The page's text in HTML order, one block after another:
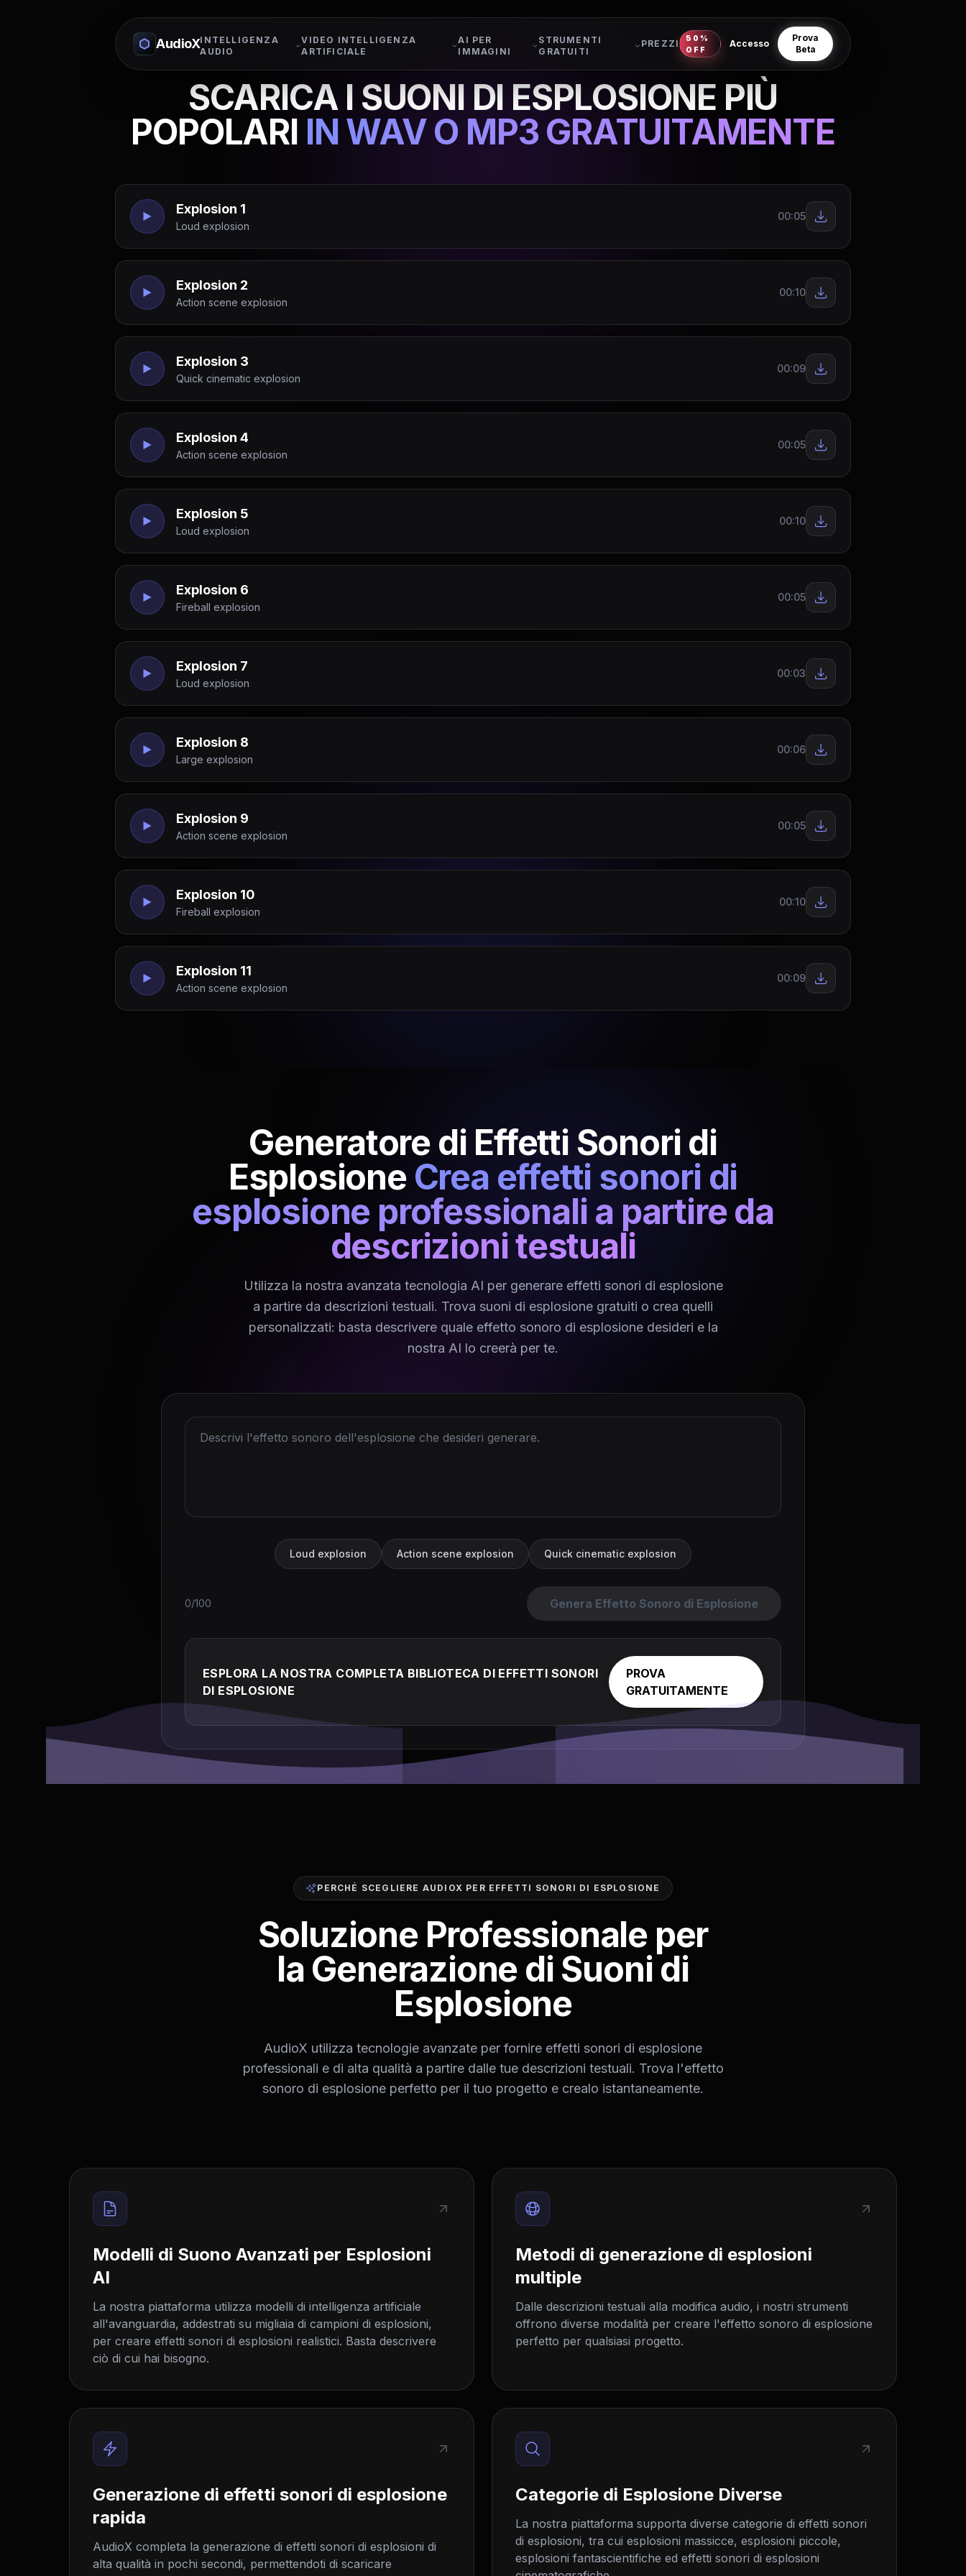
AudioXINTELLIGENZA
AUDIO
VIDEO INTELLIGENZA
ARTIFICIALE
AI PER
IMMAGINI
STRUMENTI
GRATUITI
PREZZI
50%
OFF
Accesso
Prova
Beta
SCARICA I SUONI DI ESPLOSIONE PIÙ
POPOLARI IN WAV O MP3 GRATUITAMENTE
Explosion 1
Loud explosion
00:05
Explosion 2
Action scene explosion
00:10
Explosion 3
Quick cinematic explosion
00:09
Explosion 4
Action scene explosion
00:05
Explosion 5
Loud explosion
00:10
Explosion 6
Fireball explosion
00:05
Explosion 7
Loud explosion
00:03
Explosion 8
Large explosion
00:06
Explosion 9
Action scene explosion
00:05
Explosion 10
Fireball explosion
00:10
Explosion 11
Action scene explosion
00:09
Generatore di Effetti Sonori di
Esplosione Crea effetti sonori di
esplosione professionali a partire da
descrizioni testuali
Utilizza la nostra avanzata tecnologia AI per generare effetti sonori di esplosione
a partire da descrizioni testuali. Trova suoni di esplosione gratuiti o crea quelli
personalizzati: basta descrivere quale effetto sonoro di esplosione desideri e la
nostra AI lo creerà per te.
Loud explosion Action scene explosion Quick cinematic explosion
0/100 Genera Effetto Sonoro di Esplosione
ESPLORA LA NOSTRA COMPLETA BIBLIOTECA DI EFFETTI SONORI
DI ESPLOSIONE
PROVA
GRATUITAMENTE
PERCHÉ SCEGLIERE AUDIOX PER EFFETTI SONORI DI ESPLOSIONE
Soluzione Professionale per
la Generazione di Suoni di
Esplosione
AudioX utilizza tecnologie avanzate per fornire effetti sonori di esplosione
professionali e di alta qualità a partire dalle tue descrizioni testuali. Trova l'effetto
sonoro di esplosione perfetto per il tuo progetto e crealo istantaneamente.
Modelli di Suono Avanzati per Esplosioni
AI
La nostra piattaforma utilizza modelli di intelligenza artificiale
all'avanguardia, addestrati su migliaia di campioni di esplosioni,
per creare effetti sonori di esplosioni realistici. Basta descrivere
ciò di cui hai bisogno.
Metodi di generazione di esplosioni
multiple
Dalle descrizioni testuali alla modifica audio, i nostri strumenti
offrono diverse modalità per creare l'effetto sonoro di esplosione
perfetto per qualsiasi progetto.
Generazione di effetti sonori di esplosione
rapida
AudioX completa la generazione di effetti sonori di esplosioni di
alta qualità in pochi secondi, permettendoti di scaricare
Categorie di Esplosione Diverse
La nostra piattaforma supporta diverse categorie di effetti sonori
di esplosioni, tra cui esplosioni massicce, esplosioni piccole,
esplosioni fantascientifiche ed effetti sonori di esplosioni